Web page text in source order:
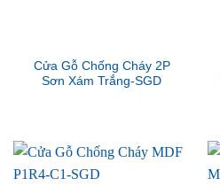
Cửa Gỗ Chống Cháy 2P
Sơn Xám Trắng-SGD